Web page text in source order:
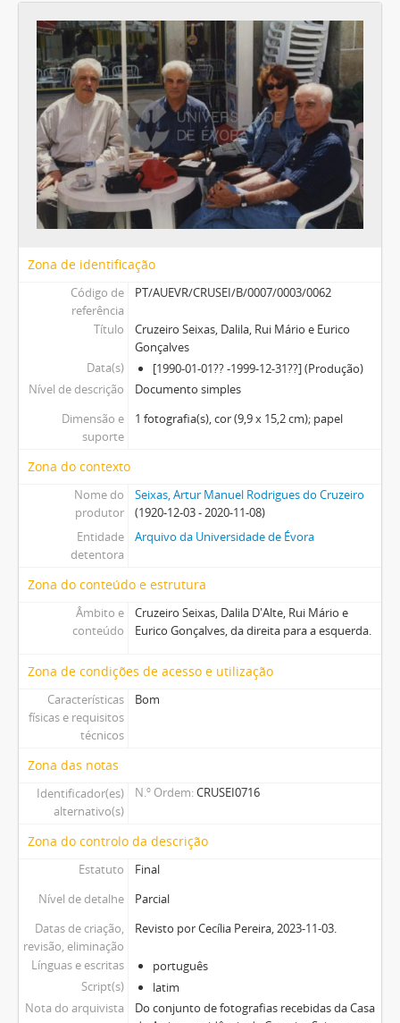
Zona de identificação
Código de
referência
PT/AUEVR/CRUSEI/B/0007/0003/0062
Título
Cruzeiro Seixas, Dalila, Rui Mário e Eurico
Gonçalves
Data(s)
[1990-01-01?? -1999-12-31??] (Produção)
Nível de descrição
Documento simples
Dimensão e
suporte
1 fotografia(s), cor (9,9 x 15,2 cm); papel
Zona do contexto
Nome do
produtor
Seixas, Artur Manuel Rodrigues do Cruzeiro
(1920-12-03 - 2020-11-08)
Entidade
detentora
Arquivo da Universidade de Évora
Zona do conteúdo e estrutura
Âmbito e
conteúdo
Cruzeiro Seixas, Dalila D'Alte, Rui Mário e
Eurico Gonçalves, da direita para a esquerda.
Zona de condições de acesso e utilização
Características
físicas e requisitos
técnicos
Bom
Zona das notas
Identificador(es)
alternativo(s)
N.º Ordem CRUSEI0716
Zona do controlo da descrição
Estatuto
Final
Nível de detalhe
Parcial
Datas de criação,
revisão, eliminação
Revisto por Cecília Pereira, 2023-11-03.
Línguas e escritas
português
Script(s)
latim
Nota do arquivista
Do conjunto de fotografias recebidas da Casa